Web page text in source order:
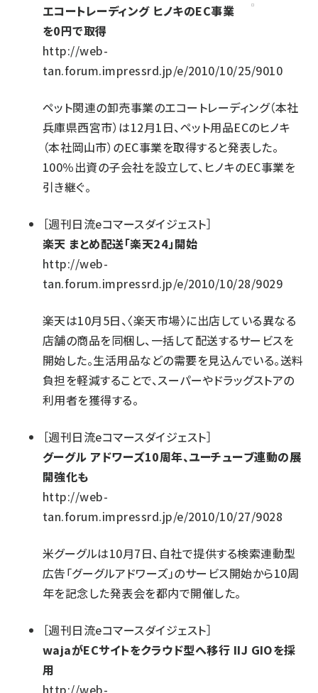
エコートレーディング ヒノキのEC事業
を0円で取得
http://web-
tan.forum.impressrd.jp/e/2010/10/25/9010
ペット関連の卸売事業のエコートレーディング（本社
兵庫県西宮市）は12月1日、ペット用品ECのヒノキ
（本社岡山市）のEC事業を取得すると発表した。
100％出資の子会社を設立して、ヒノキのEC事業を
引き継ぐ。
［週刊日流eコマースダイジェスト］
楽天 まとめ配送「楽天24」開始
http://web-
tan.forum.impressrd.jp/e/2010/10/28/9029
楽天は10月5日、〈楽天市場〉に出店している異なる
店舗の商品を同梱し、一括して配送するサービスを
開始した。生活用品などの需要を見込んでいる。送料
負担を軽減することで、スーパーやドラッグストアの
利用者を獲得する。
［週刊日流eコマースダイジェスト］
グーグル アドワーズ10周年、ユーチューブ連動の展
開強化も
http://web-
tan.forum.impressrd.jp/e/2010/10/27/9028
米グーグルは10月7日、自社で提供する検索連動型
広告「グーグルアドワーズ」のサービス開始から10周
年を記念した発表会を都内で開催した。
［週刊日流eコマースダイジェスト］
wajaがECサイトをクラウド型へ移行 IIJ GIOを採
用
http://web-